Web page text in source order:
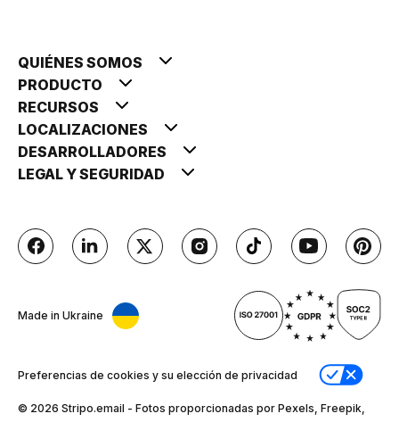
QUIÉNES SOMOS
PRODUCTO
RECURSOS
LOCALIZACIONES
DESARROLLADORES
LEGAL Y SEGURIDAD
Made in Ukraine
Preferencias de cookies y su elección de privacidad
© 2026 Stripо.email - Fotos proporcionadas por Pexels, Freepik,